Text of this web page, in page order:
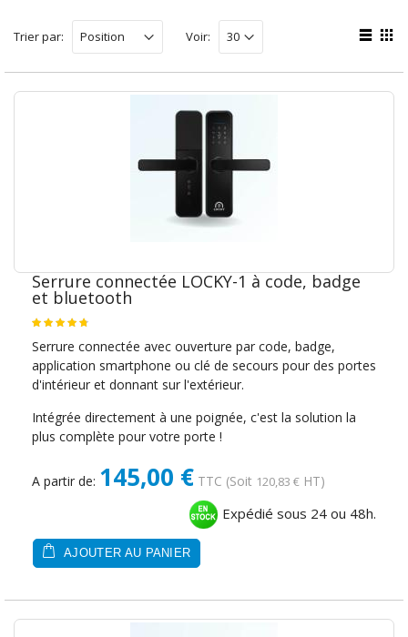
Trier par: Voir:
Serrure connectée LOCKY-1 à code, badge
et bluetooth
Serrure connectée avec ouverture par code, badge,
application smartphone ou clé de secours pour des portes
d'intérieur et donnant sur l'extérieur.
Intégrée directement à une poignée, c'est la solution la
plus complète pour votre porte !
A partir de: 145,00 € TTC (Soit 120,83 € HT)
Expédié sous 24 ou 48h.
AJOUTER AU PANIER